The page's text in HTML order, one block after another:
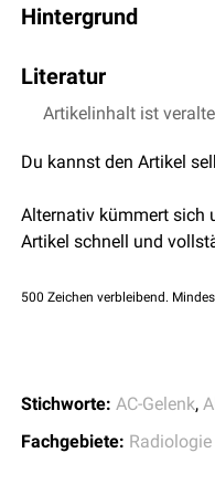
Hintergrund
ähnelt somit der
Röntgenkassette
durch den gesunden
des AC-Gelenksschiebt
meist durch den
Literatur
Alexander OM.
Artikelinhalt ist
Du kannst den Artikel
Alternativ kümmert sich
Artikel schnell und
500 Zeichen verbleibend.
Stichworte: AC-Gelenk,
Fachgebiete: Radiologie